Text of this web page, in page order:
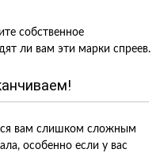
собственное
ли вам эти марки спреев.
вам слишком сложным
особенно если у вас